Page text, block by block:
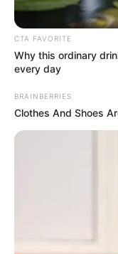
CTA FAVORITE
Why this ordinary
every day
BRAINBERRIES
Clothes And Shoes